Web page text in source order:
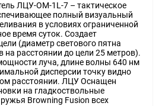
ЛЦУ-ОМ-1L-7 – тактическое
полный визуальный
в условиях ограниченной
время суток. Создает
(диаметр светового пятна
на расстоянии до цели 25 метров).
луча, длине волны 640 нм
дисперсии точку видно
расстоянии. ЛЦУ Оснащен
на гладкоствольные
Browning Fusion всех